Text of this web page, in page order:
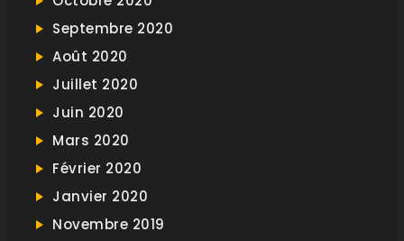
Septembre 2020
Août 2020
Juillet 2020
Juin 2020
Mars 2020
Février 2020
Janvier 2020
Novembre 2019